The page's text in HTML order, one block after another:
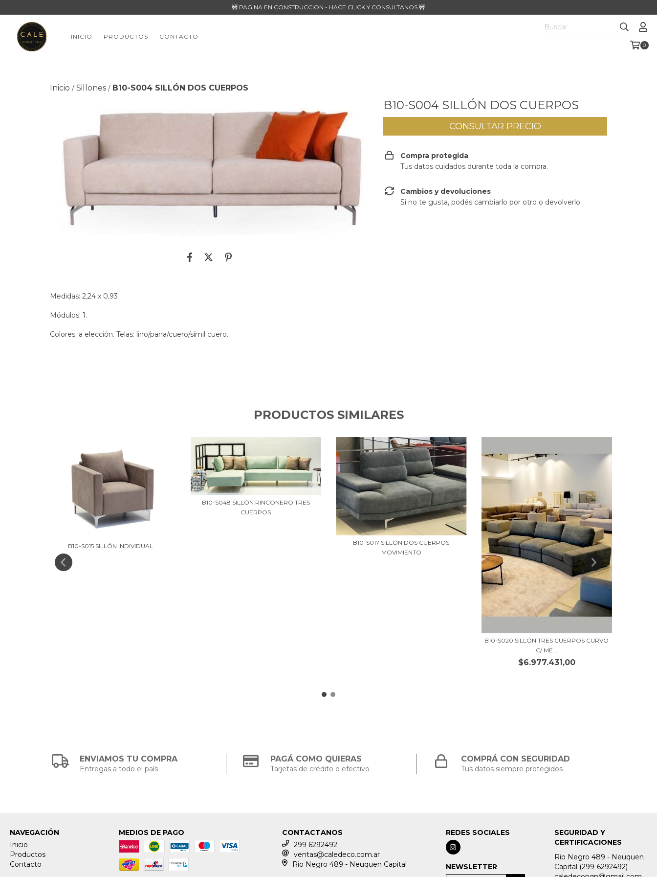
🚧 PAGINA EN CONSTRUCCION - HACE CLICK Y CONSULTANOS 🚧
INICIO PRODUCTOS CONTACTO
0
Inicio / Sillones / B10-S004 SILLÓN DOS CUERPOS
Medidas: 2,24 x 0,93
Módulos: 1.
Colores: a elección. Telas: lino/pana/cuero/símil cuero.
B10-S004 SILLÓN DOS CUERPOS
Compra protegida
Tus datos cuidados durante toda la compra.
Cambios y devoluciones
Si no te gusta, podés cambiarlo por otro o devolverlo.
PRODUCTOS SIMILARES
B10-S015 SILLÓN INDIVIDUAL
B10-S048 SILLÓN RINCONERO TRES
CUERPOS
B10-S017 SILLÓN DOS CUERPOS
MOVIMIENTO
B10-S020 SILLÓN TRES CUERPOS CURVO
C/ ME...
$6.977.431,00
ENVIAMOS TU COMPRA
Entregas a todo el país
PAGÁ COMO QUIERAS
Tarjetas de crédito o efectivo
COMPRÁ CON SEGURIDAD
Tus datos siempre protegidos
NAVEGACIÓN
Inicio
Productos
Contacto
MEDIOS DE PAGO
CONTACTANOS
299 6292492
ventas@caledeco.com.ar
Rio Negro 489 - Neuquen Capital
REDES SOCIALES
NEWSLETTER
SEGURIDAD Y
CERTIFICACIONES
Rio Negro 489 - Neuquen
Capital (299-6292492)